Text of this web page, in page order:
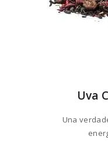
Uva
Una